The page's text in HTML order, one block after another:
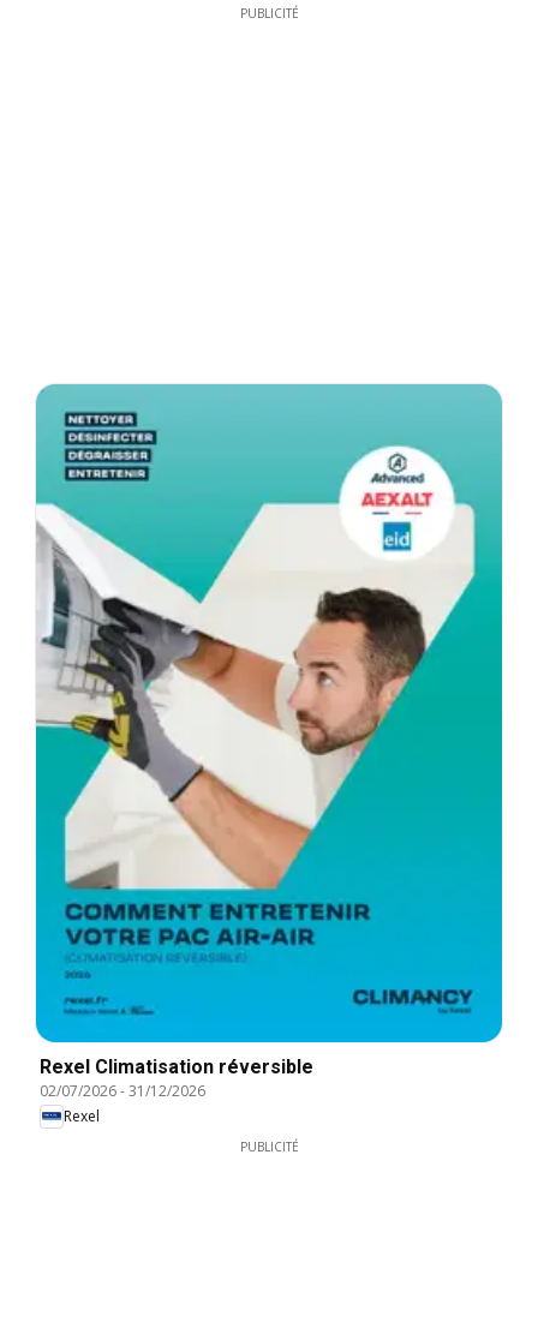
PUBLICITÉ
Rexel Climatisation réversible
02/07/2026-31/12/2026
Rexel
PUBLICITÉ